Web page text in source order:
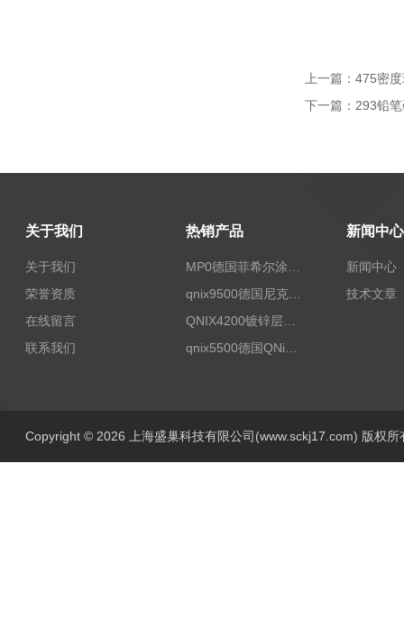
上一篇： 475密
下一篇： 293铅
关于我们
关于我们
荣誉资质
在线留言
联系我们
热销产品
qnix9500德国尼克斯涂镀层测厚仪
QNIX4200镀锌层测厚
新闻中心
新闻中心
技术文章
Copyright © 2026 上海盛巢科技有限公司(www.sckj17.com) 版权所